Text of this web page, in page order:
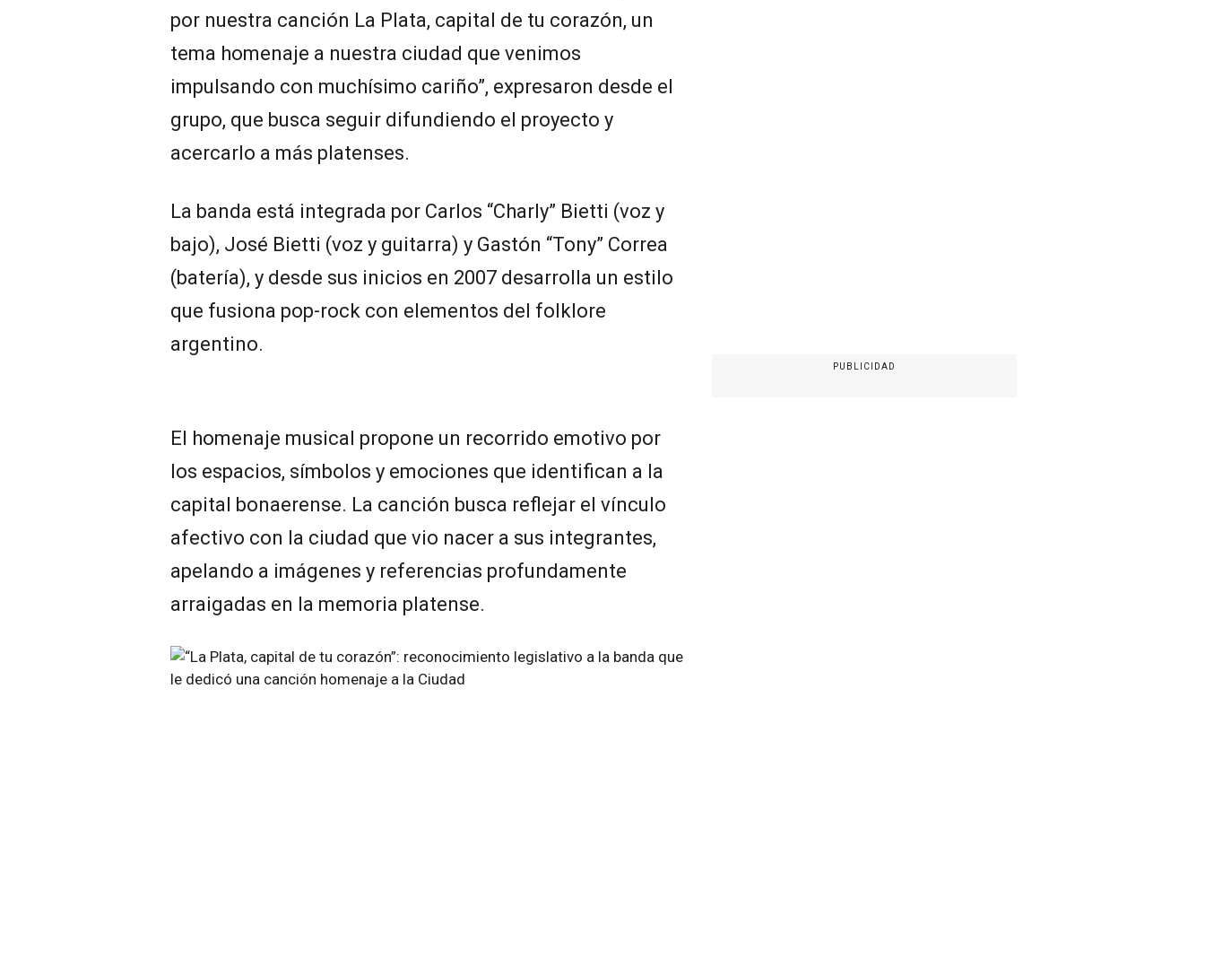
por nuestra canción La Plata, capital de tu corazón, un
tema homenaje a nuestra ciudad que venimos
impulsando con muchísimo cariño”, expresaron desde el
grupo, que busca seguir difundiendo el proyecto y
acercarlo a más platenses.
La banda está integrada por Carlos “Charly” Bietti (voz y
bajo), José Bietti (voz y guitarra) y Gastón “Tony” Correa
(batería), y desde sus inicios en 2007 desarrolla un estilo
que fusiona pop-rock con elementos del folklore
argentino.
El homenaje musical propone un recorrido emotivo por
los espacios, símbolos y emociones que identifican a la
capital bonaerense. La canción busca reflejar el vínculo
afectivo con la ciudad que vio nacer a sus integrantes,
apelando a imágenes y referencias profundamente
arraigadas en la memoria platense.
PUBLICIDAD